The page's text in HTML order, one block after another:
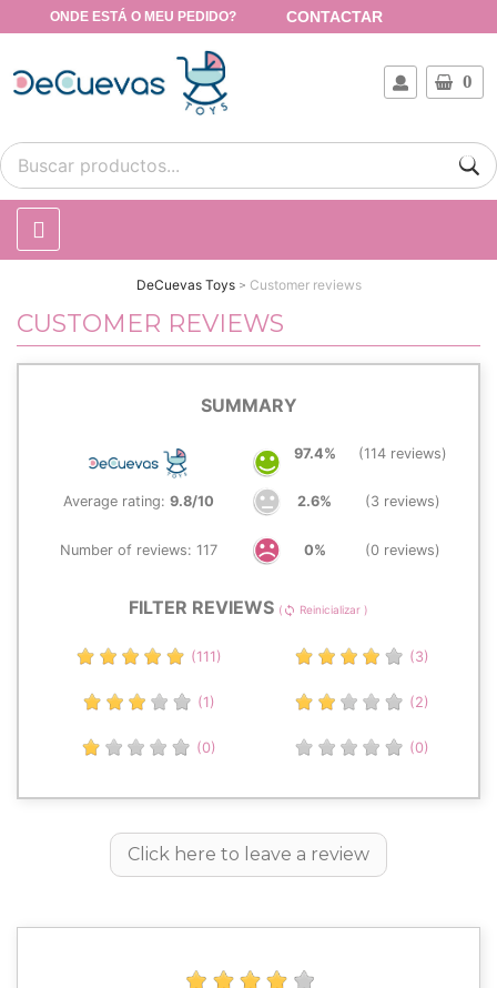
ONDE ESTÁ O MEU PEDIDO? CONTACTAR
0
DeCuevas Toys Customer reviews
CUSTOMER REVIEWS
SUMMARY
97.4% (114 reviews)
Average rating: 9.8/10 2.6% (3 reviews)
Number of reviews: 117 0% (0 reviews)
FILTER REVIEWS ( sync Reinicializar )
(111) (3)
(1) (2)
(0) (0)
Click here to leave a review